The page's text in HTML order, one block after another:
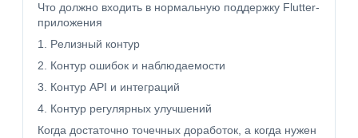
Что должно входить в нормальную поддержку Flutter-
приложения
1. Релизный контур
2. Контур ошибок и наблюдаемости
3. Контур API и интеграций
4. Контур регулярных улучшений
Когда достаточно точечных доработок, а когда нужен